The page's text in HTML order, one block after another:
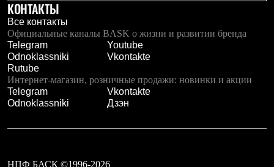
С синтетическим утеплителем
Аксессуары для спальников
Сумки и баулы
Баулы
Кошельки
Сумки
Гермомешки
Полезные аксессуары
Книги
Сапоги
КОНТАКТЫ
Все контакты
Официальные каналы BASK о жизни и развитии бренда
Telegram
Youtube
Odnoklassniki
Vkontakte
Rutube
Интернет-магазин, розничные продажи: новинки и акции
Telegram
Vkontakte
Odnoklassniki
Дзэн
НПФ БАСК ©1996-2026